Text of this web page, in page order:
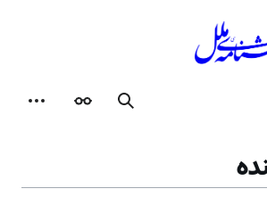
جستجوظاهر